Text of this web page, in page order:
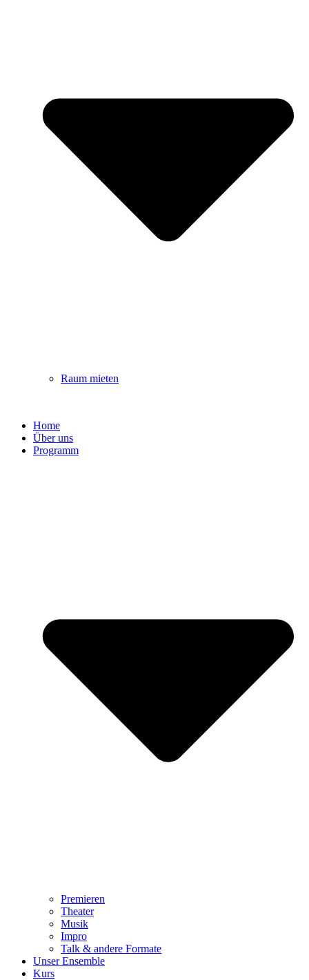
Raum mieten
Home
Über uns
Programm
Premieren
Theater
Musik
Impro
Talk & andere Formate
Unser Ensemble
Kurs